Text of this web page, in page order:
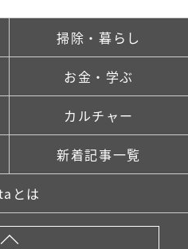
掃除・暮らし
お金・学ぶ
カルチャー
新着記事一覧
とは